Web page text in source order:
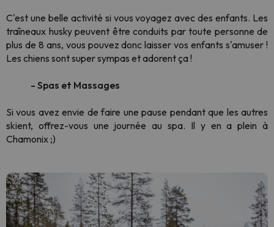
C'est une belle activité si vous voyagez avec des enfants. Les
traîneaux husky peuvent être conduits par toute personne de
plus de 8 ans, vous pouvez donc laisser vos enfants s'amuser !
Les chiens sont super sympas et adorent ça !
- Spas et Massages
Si vous avez envie de faire une pause pendant que les autres
skient, offrez-vous une journée au spa. Il y en a plein à
Chamonix ;)